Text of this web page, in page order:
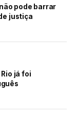
pode barrar
justiça
já foi